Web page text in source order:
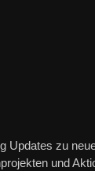
Updates zu
und